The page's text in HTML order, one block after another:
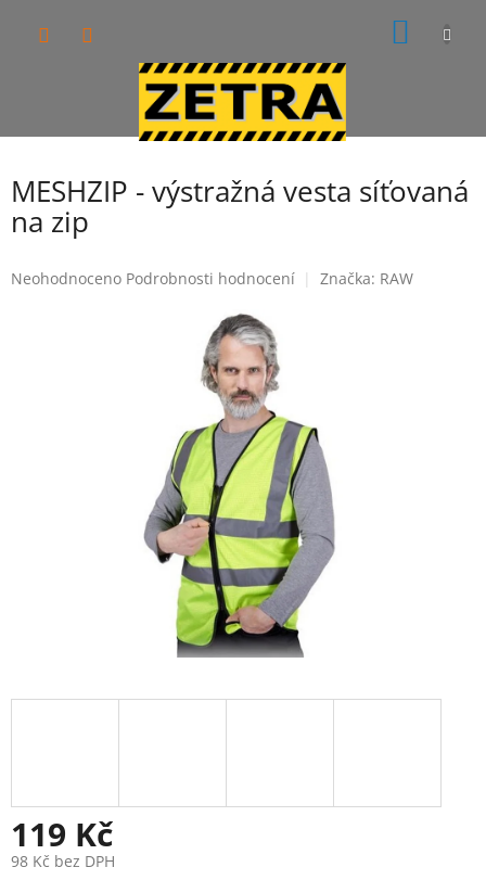
MESHZIP - výstražná vesta síťovaná
na zip
Průměrné
Neohodnoceno Podrobnosti hodnocení Značka: RAW
119 Kč
98 Kč bez DPH